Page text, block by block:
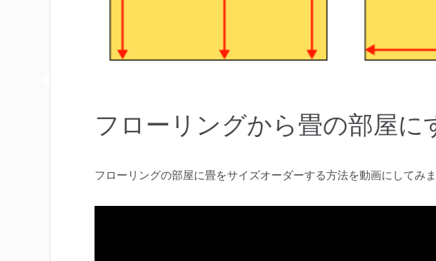
フローリングから畳の部屋に
フローリングの部屋に畳をサイズオーダーする方法を動画にしてみ